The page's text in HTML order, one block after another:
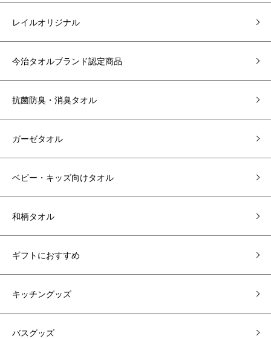
レイルオリジナル
今治タオルブランド認定商品
抗菌防臭・消臭タオル
ガーゼタオル
ベビー・キッズ向けタオル
和柄タオル
ギフトにおすすめ
キッチングッズ
バスグッズ